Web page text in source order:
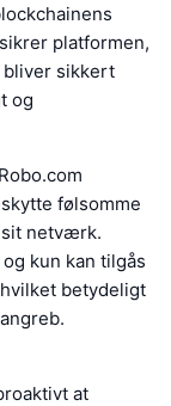
platformen,
bliver sikkert
og
følsomme
sit netværk.
kun kan tilgås
betydeligt
at